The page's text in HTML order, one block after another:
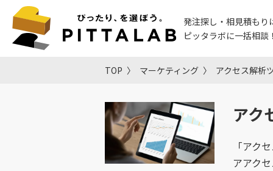
発注探し・相見積もり
ピッタラボに一括相談
TOP マーケティング アクセス解析
アク
「アク
アアク